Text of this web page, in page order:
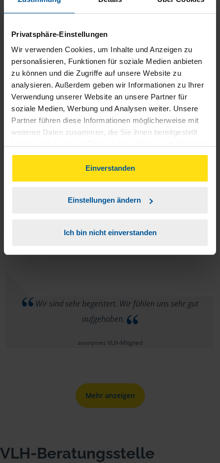
Privatsphäre-Einstellungen
Wir verwenden Cookies, um Inhalte und Anzeigen zu
personalisieren, Funktionen für soziale Medien anbieten
zu können und die Zugriffe auf unsere Website zu
analysieren. Außerdem geben wir Informationen zu Ihrer
Verwendung unserer Website an unsere Partner für
soziale Medien, Werbung und Analysen weiter. Unsere
Partner führen diese Informationen möglicherweise mit
weiteren Daten zusammen, die Sie ihnen bereitgestellt
gesammelt haben. Indem Sie auf Einverstanden klicken,
können Sie der Verwendung von Cookies, gemäß
unserer
Einverstanden
Einstellungen ändern
Ich bin nicht einverstanden
Meine Frau und ich hatten nur positive Eindrücke unserer
gemeinsamen Zusammenarbeit gewonnen! Super Service!
Schnell, gründlich, zuverlässig und freundlich. Sehr zu
empfehlen, wir fühlten uns nicht wie Klienten, sondern als
Menschen!
Ich bin mehr als zufrieden mit der Beratung durch Herrn
Wir sind sehr begeistert. Wir fühlen uns sehr gut
aufgehoben.
anonymes VLH-Mitglied
Mehr anzeigen
VLH-Beratungsstelle